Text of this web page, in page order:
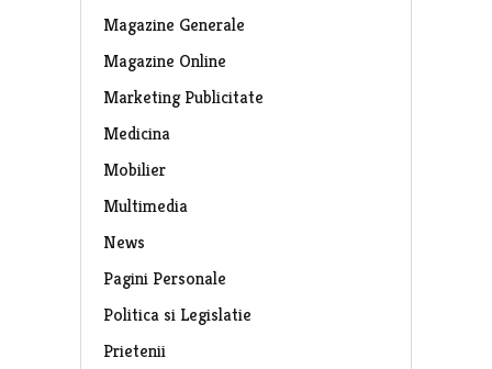
Magazine Generale
Magazine Online
Marketing Publicitate
Medicina
Mobilier
Multimedia
News
Pagini Personale
Politica si Legislatie
Prietenii